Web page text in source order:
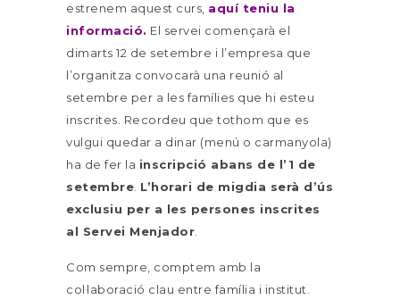
estrenem aquest curs, aquí teniu la
informació. El servei començarà el
dimarts 12 de setembre i l’empresa que
l’organitza convocarà una reunió al
setembre per a les famílies que hi esteu
inscrites. Recordeu que tothom que es
vulgui quedar a dinar (menú o carmanyola)
ha de fer la inscripció abans de l’1 de
setembre L’horari de migdia serà d’ús
exclusiu per a les persones inscrites
al Servei Menjador
Com sempre, comptem amb la
col·laboració clau entre família i institut.